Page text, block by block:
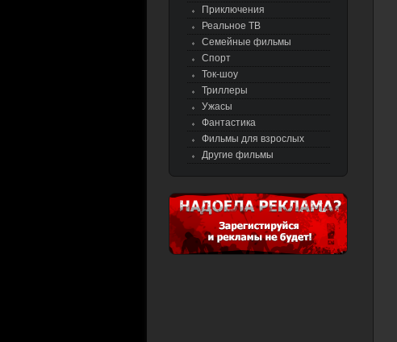
Приключения
Реальное ТВ
Семейные фильмы
Спорт
Ток-шоу
Триллеры
Ужасы
Фантастика
Фильмы для взрослых
Другие фильмы